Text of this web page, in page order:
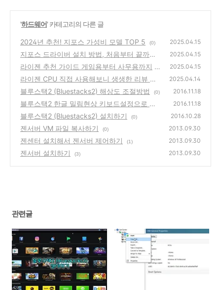
'하드웨어' 카테고리의 다른 글
2024년 추천! 지포스 가성비 모델 TOP 5 (0) 2025.04.15
지포스 드라이버 설치 방법, 처음부터 끝까지
따라하기
(0)
2025.04.15
라이젠 추천 가이드 게임용부터 사무용까지
(0)
2025.04.15
라이젠 CPU 직접 사용해보니 생생한 리뷰 정
리
(0)
2025.04.14
블루스택2 (Bluestacks2) 해상도 조절방법 (0) 2016.11.18
블루스택2 한글 밀림현상 키보드설정으로 해
결
(0)
2016.11.18
블루스택2 (Bluestacks2) 설치하기 (0) 2016.10.28
젠서버 VM 파일 복사하기 (0) 2013.09.30
젠센터 설치해서 젠서버 제어하기 (1) 2013.09.30
젠서버 설치하기 (3) 2013.09.30
관련글